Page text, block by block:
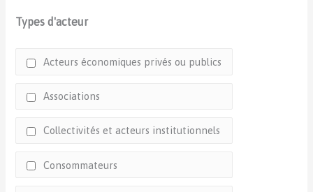
Types d'acteur
Acteurs économiques privés ou publics
Associations
Collectivités et acteurs institutionnels
Consommateurs